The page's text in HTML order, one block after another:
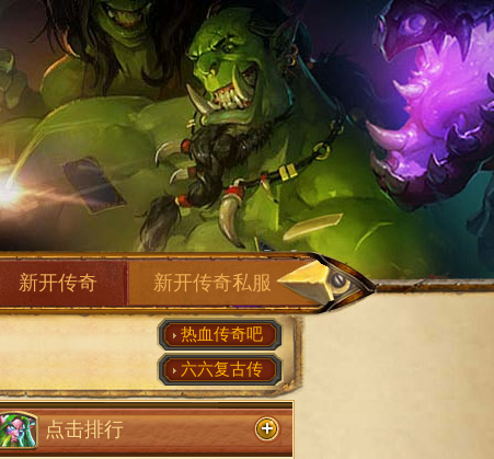
新开传奇 新开传奇私服
热血传奇吧
六六复古传
点击排行